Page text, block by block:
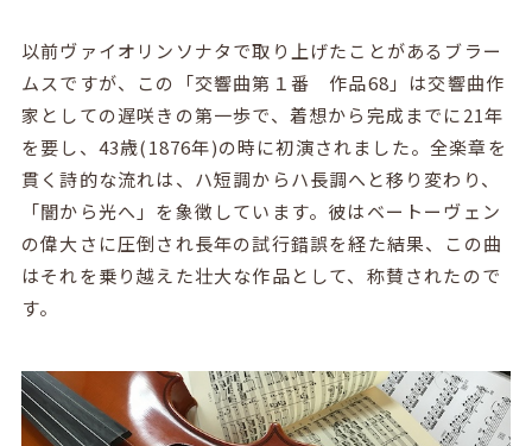
以前ヴァイオリンソナタで取り上げたことがあるブラー
ムスですが、この「交響曲第１番 作品68 」は交響曲作
家としての遅咲きの第一歩で、着想から完成までに21年
を要し、 43歳(1876年)の時に初演されました。全楽章を
貫く詩的な流れは、ハ短調からハ長調へと移り変わり、
「闇から光へ」を象徴しています。彼はベートーヴェン
の偉大さに圧倒され長年の試行錯誤を経た結果、この曲
はそれを乗り越えた壮大な作品として、称賛されたので
す。